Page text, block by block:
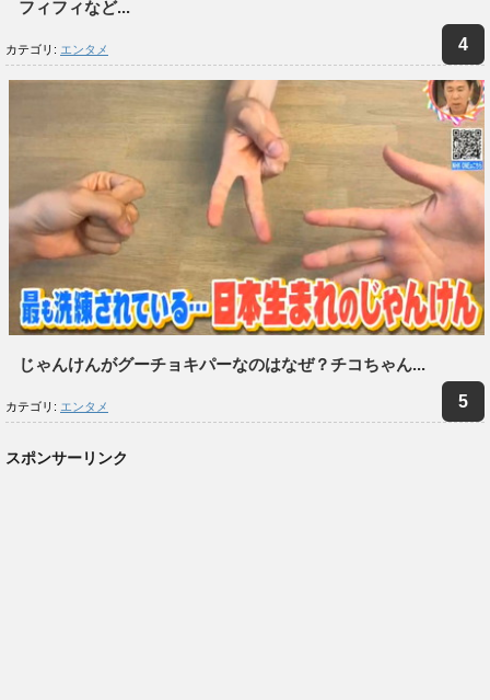
フィフィなど...
カテゴリ: エンタメ
じゃんけんがグーチョキパーなのはなぜ？チコちゃん...
カテゴリ: エンタメ
スポンサーリンク